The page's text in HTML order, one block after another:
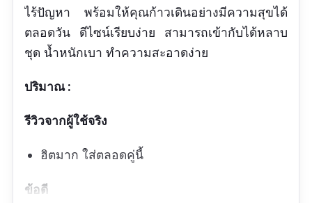
ไร้ปัญหา พร้อมให้คุณก้าวเดินอย่างมีความสุขได้
ตลอดวัน ดีไซน์เรียบง่าย สามารถเข้ากับได้หลาบ
ชุด น้ำหนักเบา ทำความสะอาดง่าย
ปริมาณ :
รีวิวจากผู้ใช้จริง
ฮิตมาก ใส่ตลอดคู่นี้
ข้อดี